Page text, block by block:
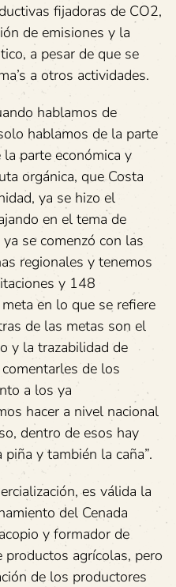
fijadoras de CO2,
de emisiones y la
a pesar de que se
a otros actividades.
hablamos de
hablamos de la parte
parte económica y
orgánica, que Costa
ya se hizo el
en el tema de
se comenzó con las
regionales y tenemos
y 148
en lo que se refiere
de las metas son el
y la trazabilidad de
de los
a los ya
hacer a nivel nacional
dentro de esos hay
y también la caña”.
es válida la
del Cenada
y formador de
productos agrícolas, pero
de los productores